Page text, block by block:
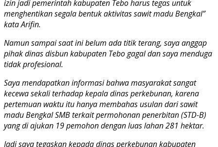
izin jadi pemerintah kabupaten Tebo harus tegas untuk
menghentikan segala bentuk aktivitas sawit madu Bengkal”
kata Arifin.
Namun sampai saat ini belum ada titik terang, saya anggap
pihak dinas disbun kabupaten Tebo gagal dan saya menduga
tidak profesional.
Saya mendapatkan informasi bahwa masyarakat sangat
kecewa sekali terhadap kepala dinas perkebunan, karena
pertemuan waktu itu hanya membahas usulan dari sawit
madu Bengkal SMB terkait permohonan penerbitan (STD-B)
yang di ajukan 19 pemohon dengan luas lahan 281 hektar.
Jadi saya tegaskan kepada dinas perkebunan kabupaten